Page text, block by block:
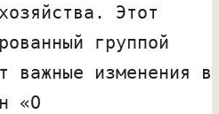
Этот
группой
важные изменения в
«О